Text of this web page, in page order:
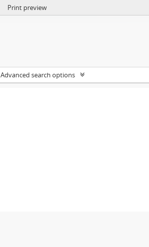
Print preview
Advanced search options